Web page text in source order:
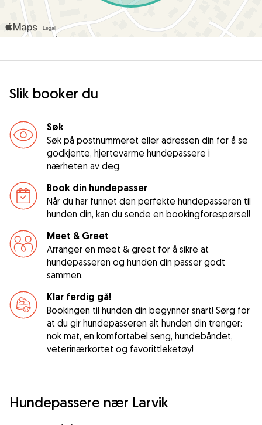
Slik booker du
Søk
Søk på postnummeret eller adressen din for å se
godkjente, hjertevarme hundepassere i
nærheten av deg.
Book din hundepasser
Når du har funnet den perfekte hundepasseren til
hunden din, kan du sende en bookingforespørsel!
Meet & Greet
Arranger en meet & greet for å sikre at
hundepasseren og hunden din passer godt
sammen.
Klar ferdig gå!
Bookingen til hunden din begynner snart! Sørg for
at du gir hundepasseren alt hunden din trenger:
nok mat, en komfortabel seng, hundebåndet,
veterinærkortet og favorittleketøy!
Hundepassere nær Larvik